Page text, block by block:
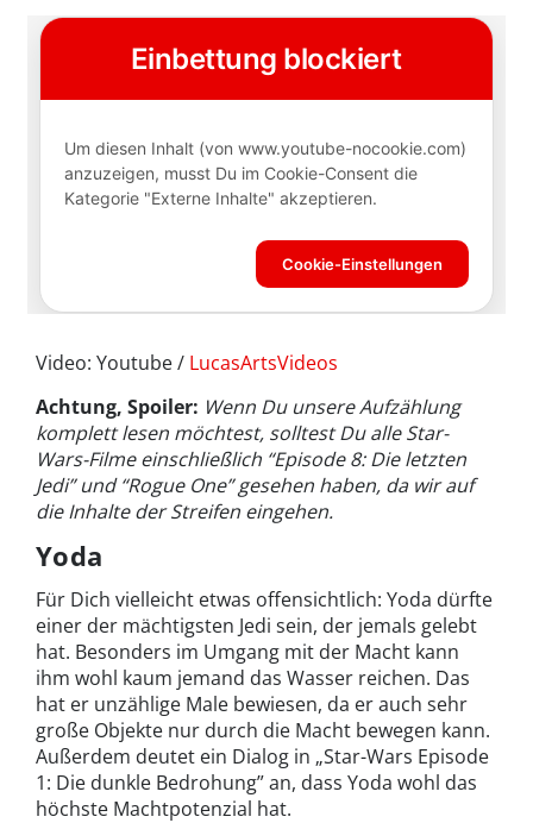
Video: Youtube / LucasArtsVideos
Achtung, Spoiler: Wenn Du unsere Aufzählung
komplett lesen möchtest, solltest Du alle Star-
Wars-Filme einschließlich “Episode 8: Die letzten
Jedi” und “Rogue One” gesehen haben, da wir auf
die Inhalte der Streifen eingehen.
Yoda
Für Dich vielleicht etwas offensichtlich: Yoda dürfte
einer der mächtigsten Jedi sein, der jemals gelebt
hat. Besonders im Umgang mit der Macht kann
ihm wohl kaum jemand das Wasser reichen. Das
hat er unzählige Male bewiesen, da er auch sehr
große Objekte nur durch die Macht bewegen kann.
Außerdem deutet ein Dialog in „Star-Wars Episode
1: Die dunkle Bedrohung” an, dass Yoda wohl das
höchste Machtpotenzial hat.